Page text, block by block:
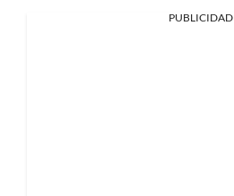
PUBLICIDAD